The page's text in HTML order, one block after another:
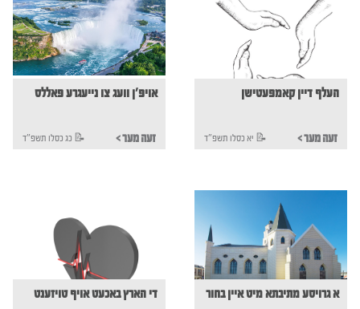
אויפ'ן וועג צו נייעגרע פאללס
< זעה מער כג כסלו תשפ"ד 📝
העלף דיין קאמפעטישן
< זעה מער יא כסלו תשפ"ד 📝
די הארץ באכעט אויף טויזענט א גרויסע מתיבתא מיט איין בחור